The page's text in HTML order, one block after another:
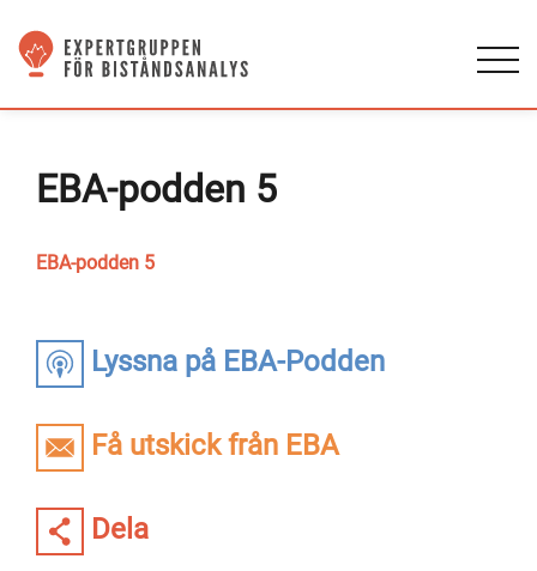
Lyssna på EBA-Podden
Få utskick från EBA
Dela
EBA-podden 5
EBA-podden 5